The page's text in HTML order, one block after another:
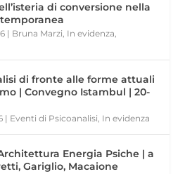
di conversione nella
| Bruna Marzi, In evidenza,
di fronte alle forme attuali
| Convegno Istambul | 20-
| Eventi di Psicoanalisi, In evidenza
Architettura Energia Psiche | a
Gariglio, Macaione